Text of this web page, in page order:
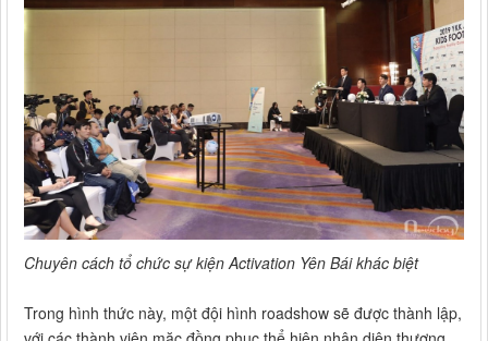
Chuyên cách tổ chức sự kiện Activation Yên Bái khác biệt
Trong hình thức này, một đội hình roadshow sẽ được thành lập,